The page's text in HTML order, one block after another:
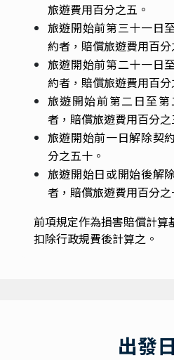
旅遊費用百分之五。
旅遊開始前第三十一日
約者，賠償旅遊費用百分
旅遊開始前第二十一日
約者，賠償旅遊費用百分
旅遊開始前第二日至
者，賠償旅遊費用百分之
旅遊開始前一日解除契
分之五十。
旅遊開始日或開始後解
者，賠償旅遊費用百分之
前項規定作為損害賠償計算
扣除行政規費後計算之。
出發